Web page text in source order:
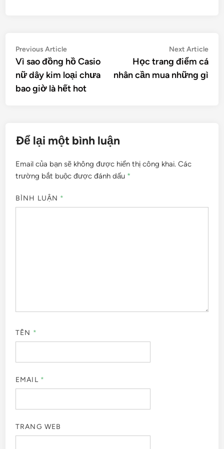
Điều
hướng
bài
viết
Previous ArticlePrevious
article:
Vì sao đồng hồ Casio
nữ dây kim loại chưa
bao giờ là hết hot
Next Article
Học trang điểm cá
nhân cần mua những gì
Để lại một bình luận
Email của bạn sẽ không được hiển thị công khai. Các
trường bắt buộc được đánh dấu *
BÌNH LUẬN *
TÊN *
EMAIL *
TRANG WEB